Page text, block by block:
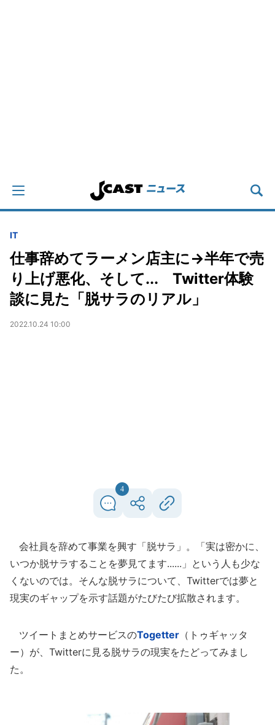
IT
仕事辞めてラーメン店主に→半年で売
り上げ悪化、そして... Twitter体験
談に見た「脱サラのリアル」
2022.10.24 10:00
4
会社員を辞めて事業を興す「脱サラ」。「実は密かに、
いつか脱サラすることを夢見てます......」という人も少な
くないのでは。そんな脱サラについて、Twitterでは夢と
現実のギャップを示す話題がたびたび拡散されます。
ツイートまとめサービスのTogetter （トゥギャッタ
ー）が、Twitterに見る脱サラの現実をたどってみまし
た。